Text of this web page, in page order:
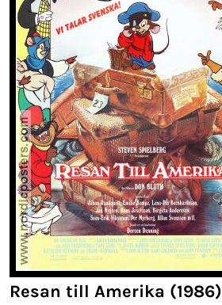
Resan till Amerika (1986)